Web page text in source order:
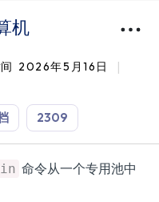
机
2026年5月16日
2309
命令从一个专用池中